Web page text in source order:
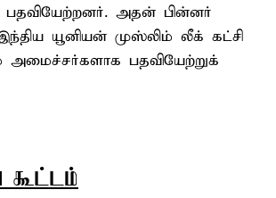
அதன் பின்னர்
இந்திய யூனியன் முஸ்லிம் லீக் கட்சி
அமைச்சர்களாக பதவியேற்றுக்
கூட்டம்